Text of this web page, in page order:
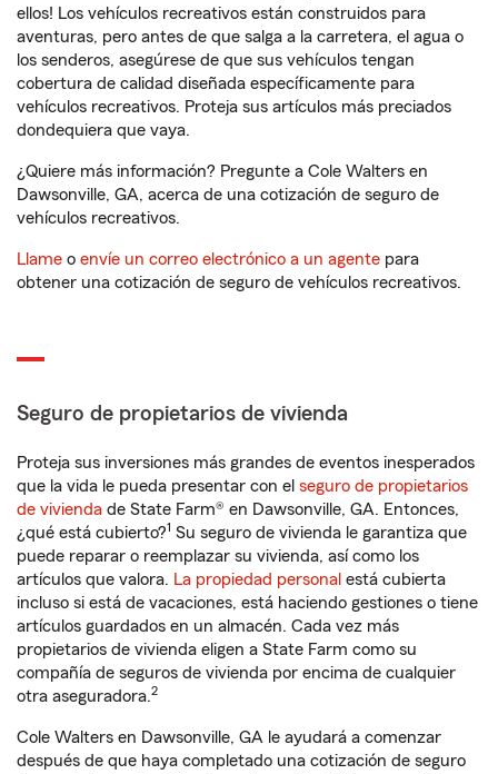
ellos! Los vehículos recreativos están construidos para
aventuras, pero antes de que salga a la carretera, el agua o
los senderos, asegúrese de que sus vehículos tengan
cobertura de calidad diseñada específicamente para
vehículos recreativos. Proteja sus artículos más preciados
dondequiera que vaya.
¿Quiere más información? Pregunte a Cole Walters en
Dawsonville, GA, acerca de una cotización de seguro de
vehículos recreativos.
Llame o envíe un correo electrónico a un agente para
obtener una cotización de seguro de vehículos recreativos.
Seguro de propietarios de vivienda
Proteja sus inversiones más grandes de eventos inesperados
que la vida le pueda presentar con el seguro de propietarios
de vivienda de State Farm® en Dawsonville, GA. Entonces,
¿qué está cubierto?1 Su seguro de vivienda le garantiza que
puede reparar o reemplazar su vivienda, así como los
artículos que valora. La propiedad personal está cubierta
incluso si está de vacaciones, está haciendo gestiones o tiene
artículos guardados en un almacén. Cada vez más
propietarios de vivienda eligen a State Farm como su
compañía de seguros de vivienda por encima de cualquier
otra aseguradora.2
Cole Walters en Dawsonville, GA le ayudará a comenzar
después de que haya completado una cotización de seguro